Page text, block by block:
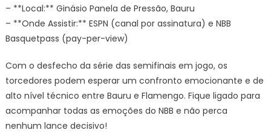
– **Local:** Ginásio Panela de Pressão, Bauru
– **Onde Assistir:** ESPN (canal por assinatura) e NBB
Basquetpass (pay-per-view)
Com o desfecho da série das semifinais em jogo, os
torcedores podem esperar um confronto emocionante e de
alto nível técnico entre Bauru e Flamengo. Fique ligado para
acompanhar todas as emoções do NBB e não perca
nenhum lance decisivo!